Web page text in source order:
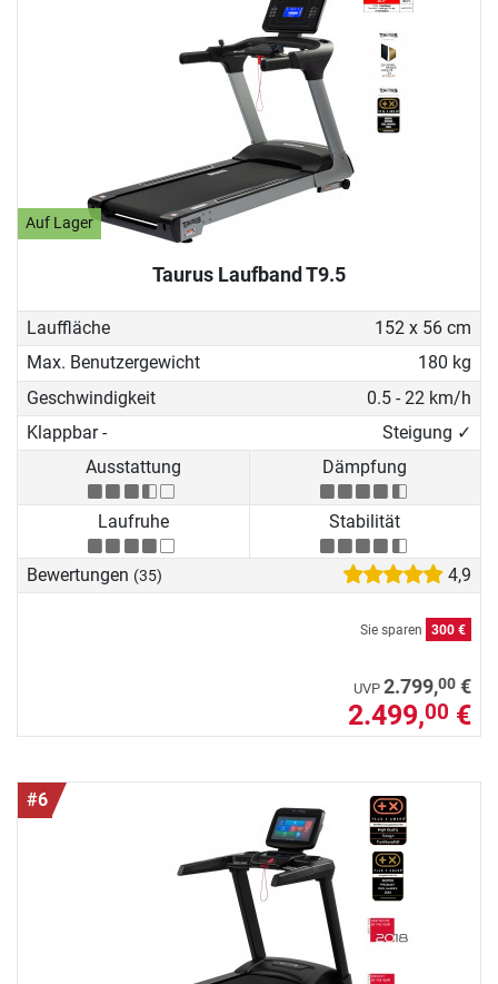
Auf Lager
Taurus Laufband T9.5
Lauffläche
152 x 56 cm
Max. Benutzergewicht
180 kg
Geschwindigkeit
0.5 - 22 km/h
Klappbar -
Steigung ✓
Ausstattung
Dämpfung
Laufruhe Stabilität
Bewertungen (35) 4,9
Sie sparen 300 €
UVP 2.799,00 €
2.499,00 €
#6